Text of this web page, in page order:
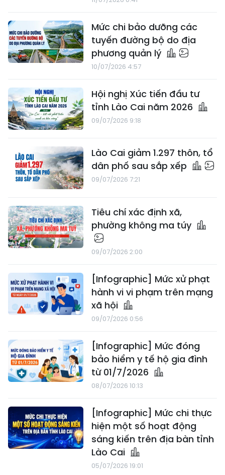
Mức chi bảo dưỡng các
tuyến đường bộ do địa
phương quản lý
10/07/2026 4:57
Hội nghị Xúc tiến đầu tư
tỉnh Lào Cai năm 2026
09/07/2026 9:18
Lào Cai giảm 1.297 thôn, tổ
dân phố sau sắp xếp
09/07/2026 7:21
Tiêu chí xác định xã,
phường không ma túy
09/07/2026 2:00
[Infographic] Mức xử phạt
hành vi vi phạm trên mạng
xã hội
09/07/2026 0:56
[Infographic] Mức đóng
bảo hiểm y tế hộ gia đình
từ 01/7/2026
08/07/2026 10:13
[Infographic] Mức chi thực
hiện một số hoạt động
sáng kiến trên địa bàn tỉnh
Lào Cai
05/07/2026 19:01